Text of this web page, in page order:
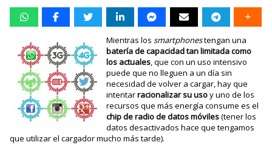
Mientras los smartphonestengan una
batería de capacidad tan limitada como
los actuales, que con un uso intensivo
puede que no lleguen a un día sin
necesidad de volver a cargar, hay que
intentarracionalizar su usoy uno de los
recursos que más energía consume es el
chip de radio de datos móviles(tener los
datos desactivados hace que tengamos
que utilizar el cargador mucho más tarde).